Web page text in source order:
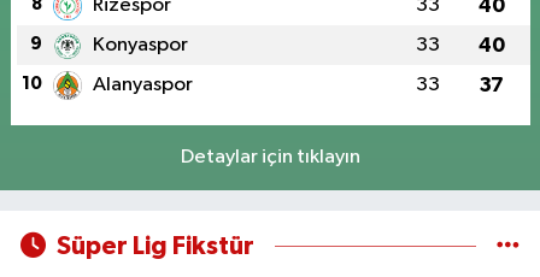
8 Rizespor 33 40
9 Konyaspor 33 40
10 Alanyaspor 33 37
Detaylar için tıklayın
Süper Lig Fikstür